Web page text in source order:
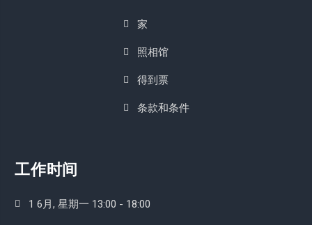
家
照相馆
得到票
条款和条件
工作时间
1 6月, 星期一 13:00 - 18:00